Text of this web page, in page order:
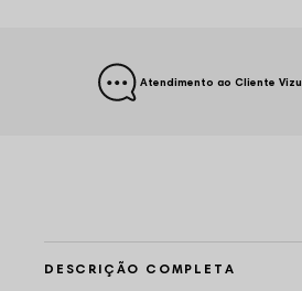
Atendimento ao Cliente Vizu
DESCRIÇÃO COMPLETA